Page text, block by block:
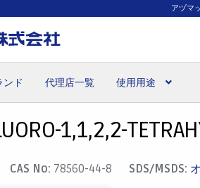
アヅマ
ンド 代理店一覧 使用用途
1,1,2,2-
CAS No: 78560-44-8 SDS/MSDS: